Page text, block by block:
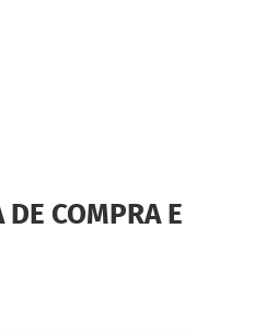
COMPRA E